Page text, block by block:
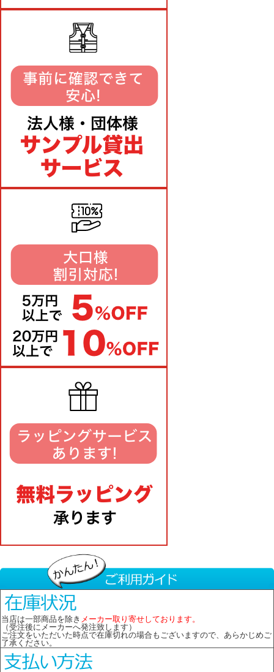
当店は一部商品を除き メーカー取り寄せしております。
（受注後にメーカーへ発注致します）
ご注文をいただいた時点で在庫切れの場合もございますので、あらかじめご
了承ください。